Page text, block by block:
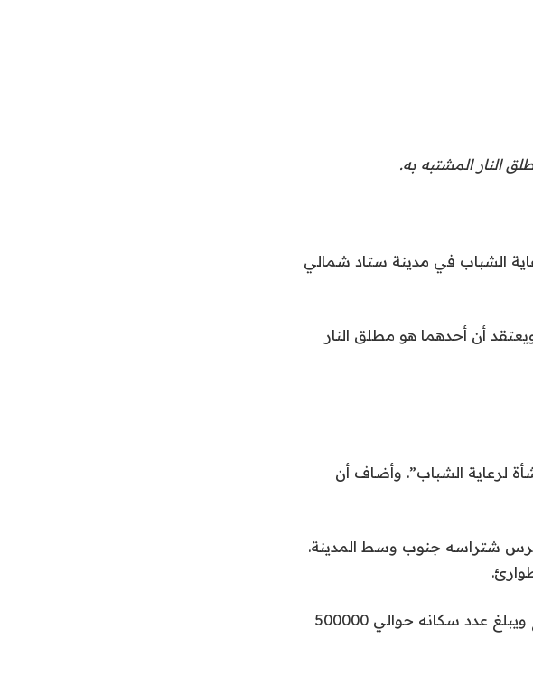
النار المشتبه به.
الشباب في مدينة ستاد شمالي
أن أحدهما هو مطلق النار
لرعاية الشباب”. وأضاف أن
شتراسه جنوب وسط المدينة.
يقع Stade على بعد حوالي 40 كيلومترًا (25 ميلًا) من هامبورغ ويبلغ عدد سكانه حوالي 500000